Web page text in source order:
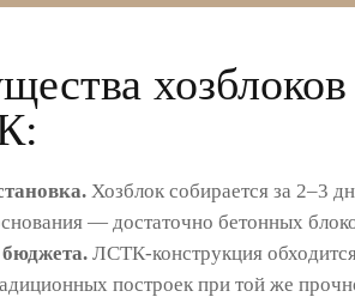
хозблоков
Хозблок собирается за 2–3
— достаточно бетонных
ЛСТК-конструкция
построек при той же